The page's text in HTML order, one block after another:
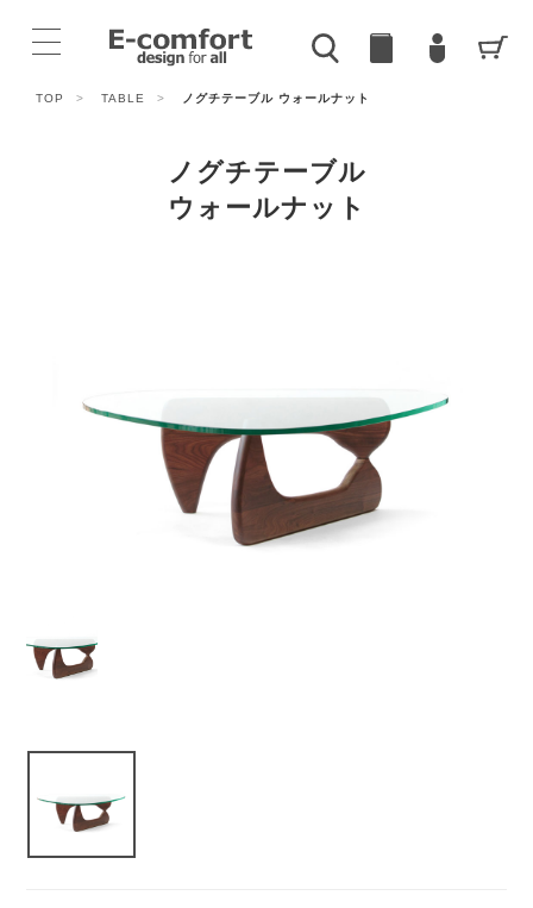
TOP > TABLE > ノグチテーブル ウォールナット
ノグチテーブル
ウォールナット